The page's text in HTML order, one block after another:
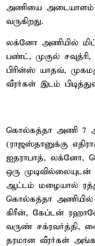
அணியை அடையாளம்
வருகிறது.
லக்னோ அணியில்
பண்ட், முகுல்
பிரின்ஸ் யாதவ்,
வீரர்கள் இடம்
கொல்கத்தா அணி 7
(ராஜஸ்தானுக்கு
ஐதராபாத், லக்னோ,
ஒரு
ஆட்டம் மழையால்
கொல்கத்தா அணியில்
கிரீன், கேப்டன்
வருண் சக்ரவர்த்தி,
தரமான வீரர்கள்